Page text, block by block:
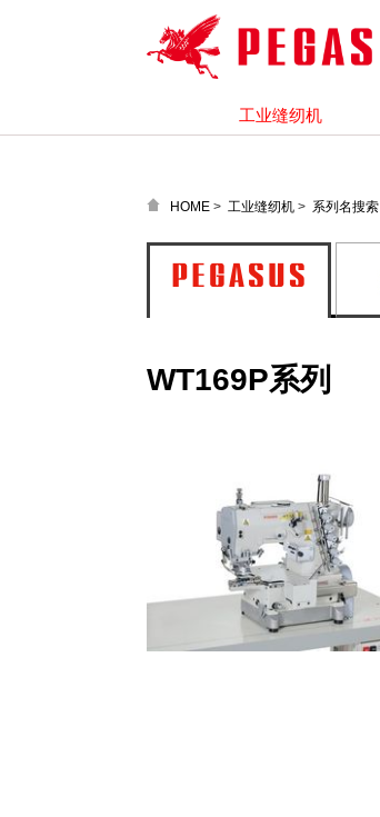
工业缝纫机
HOME > 工业缝纫机 > 系列名搜索
WT169P系列